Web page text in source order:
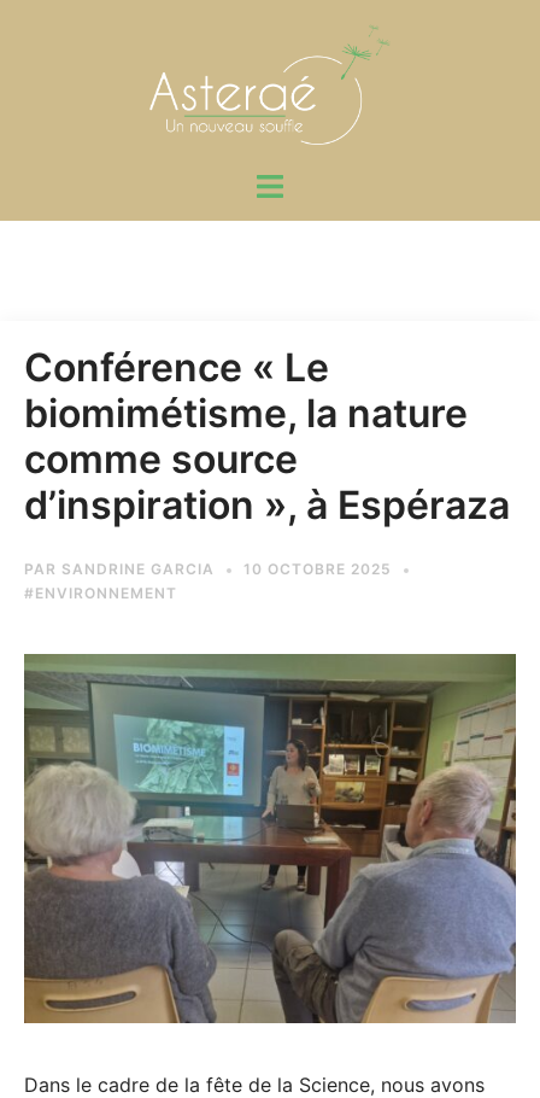
Ouvrir/fermer
Conférence « Le
biomimétisme, la nature
comme source
d’inspiration », à Espéraza
PAR SANDRINE GARCIA
10 OCTOBRE 2025
#ENVIRONNEMENT
Dans le cadre de la fête de la Science, nous avons